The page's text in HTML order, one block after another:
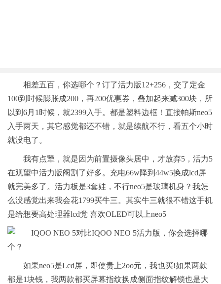
相差五百，你选哪个？订了活力版12+256，交了定金
100到时候膨胀成200，再200优惠券，叠加起来减300块，所
以到6月1时候，就2399入手。都是塑料边框！直接帕斯neo5
入手两天，其它感觉都还不错，就是续航不行，看五个小时
就没电了。
我有点犟，就是因为前置摄像头居中，才放弃5，活力5
在观望中活力版阉割了好多。充电66w降到44w5换成lcd屏
就完美多了。活力板是3套娃，不行neo5是玻璃机身？我怎
么没感觉出来我会花1799买牛三。其实牛三就很不错这手机
是给想要高处理器lcd党 喜欢OLED可以上neo5
如果neo5是Lcd屏，即使贵上2oo元，我也买!如果两款
都是1块钱，我两款都买屏幕指纹换成侧面指纹解锁也是大